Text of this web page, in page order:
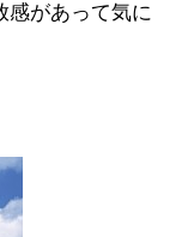
感があって気に